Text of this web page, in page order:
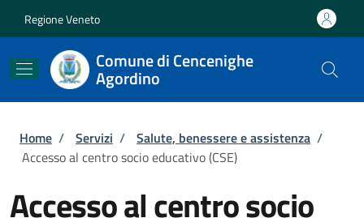
Regione Veneto
Comune di Cencenighe
Agordino
Briciole di pane
Home / Servizi / Salute, benessere e assistenza /
Accesso al centro socio educativo (CSE)
Accesso al centro socio